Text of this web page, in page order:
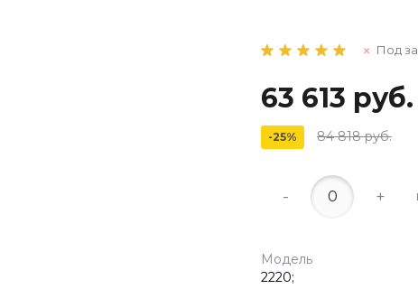
Под
63 613 руб.
-25% 84 818 руб.
- +
Модель
2220;